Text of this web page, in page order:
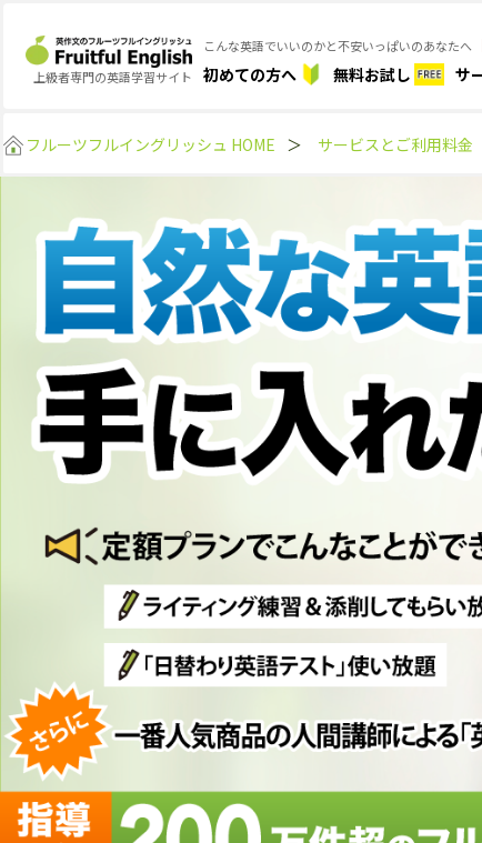
上級者専門の英語学習サイト
こんな英語でいいのかと不安いっぱいのあなたへ
初めての方へ
無料お試し サ
フルーツフルイングリッシュ HOME ＞ サービスとご利用料金